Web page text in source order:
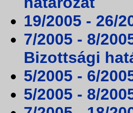
19/2005 - 26/
7/2005 - 8/
Bizottsági
5/2005 - 6/
5/2005 - 8/